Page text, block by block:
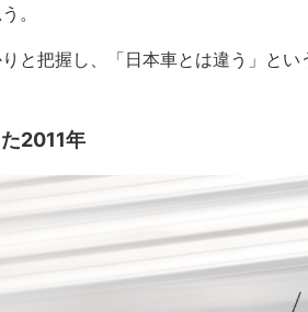
。
と把握し、「日本車とは違う」とい
2011年